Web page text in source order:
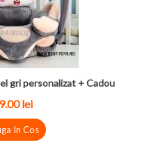
gri personalizat + Cadou
lei
In Cos